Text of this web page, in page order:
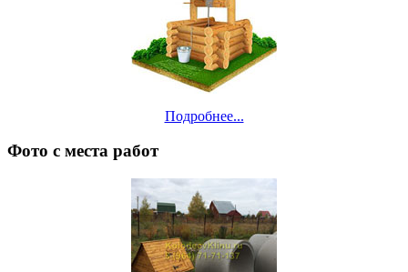
Подробнее...
Фото с места работ